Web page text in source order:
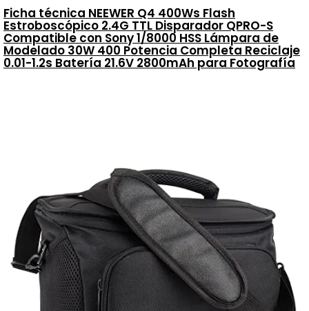
Ficha técnica NEEWER Q4 400Ws Flash
Estroboscópico 2.4G TTL Disparador QPRO-S
Compatible con Sony 1/8000 HSS Lámpara de
Modelado 30W 400 Potencia Completa Reciclaje
0.01-1.2s Batería 21.6V 2800mAh para Fotografía